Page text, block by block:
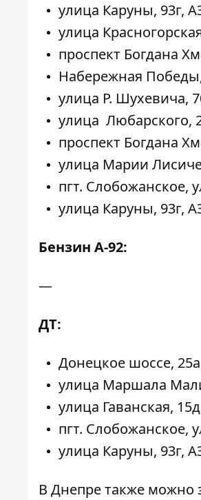
улица Каруны, 93г,
улица
проспект Богдана
Набережная
улица Р. Шухевича,
улица Любарского,
проспект Богдана
улица Марии
пгт. Слобожанское,
улица Каруны, 93г,
Бензин А-92:
—
ДТ:
Донецкое шоссе,
улица Маршала
улица Гаванская,
пгт. Слобожанское,
улица Каруны, 93г,
В Днепре также можно